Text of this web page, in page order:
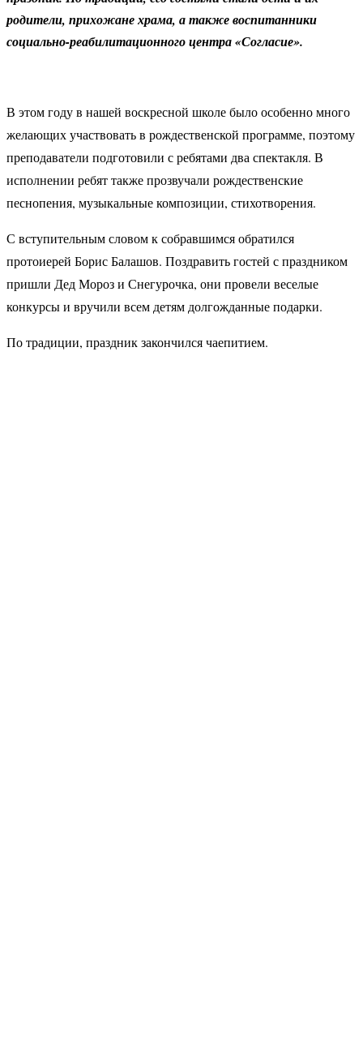
родители, прихожане храма, а также воспитанники
социально-реабилитационного центра «Согласие».
В этом году в нашей воскресной школе было особенно много
желающих участвовать в рождественской программе, поэтому
преподаватели подготовили с ребятами два спектакля. В
исполнении ребят также прозвучали рождественские
песнопения, музыкальные композиции, стихотворения.
С вступительным словом к собравшимся обратился
протоиерей Борис Балашов. Поздравить гостей с праздником
пришли Дед Мороз и Снегурочка, они провели веселые
конкурсы и вручили всем детям долгожданные подарки.
По традиции, праздник закончился чаепитием.